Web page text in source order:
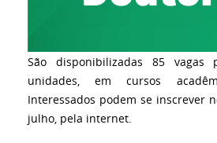
São disponibilizadas 85 vagas
unidades, em cursos
Interessados podem se inscrever
julho, pela internet.